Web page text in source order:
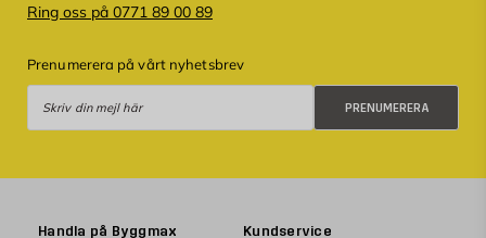
Ring oss på 0771 89 00 89
Prenumerera på vårt nyhetsbrev
PRENUMERERA
Handla på Byggmax Kundservice